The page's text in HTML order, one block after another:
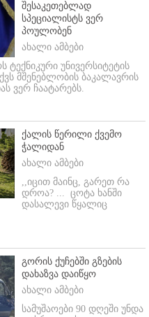
შესაკეთებლად
სპეციალისტს ვერ
პოულობენ
ახალი ამბები
უნივერსიტეტის
მშენებლობის ბაკალავრის
ვერ ჩაატარებს.
ქალის წერილი ქვემო
ჭალიდან
ახალი ამბები
,,იცით მაინც, გარეთ რა
დროა? ... ცოტა ხანში
დასალევი წყალიც
გორის ქუჩებში გზების
დახაზვა დაიწყო
ახალი ამბები
სამუშაოები 90 დღეში უნდა